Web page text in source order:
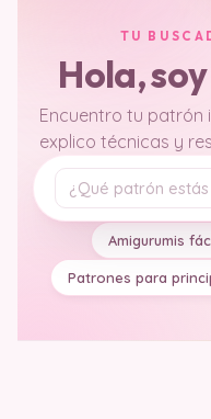
TU
Hola, soy
Encuentro tu patrón
explico técnicas y
Tu pregunta
Amigurumis
Patrones para